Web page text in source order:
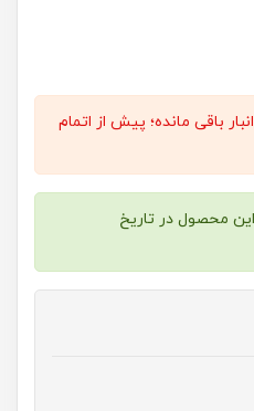
فقط 6 عدد در انبار باقی مانده؛ پیش از اتمام
محصول در تاریخ